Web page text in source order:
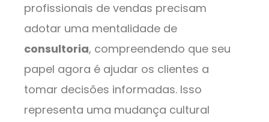
profissionais de vendas precisam
adotar uma mentalidade de
consultoria, compreendendo que seu
papel agora é ajudar os clientes a
tomar decisões informadas. Isso
representa uma mudança cultural